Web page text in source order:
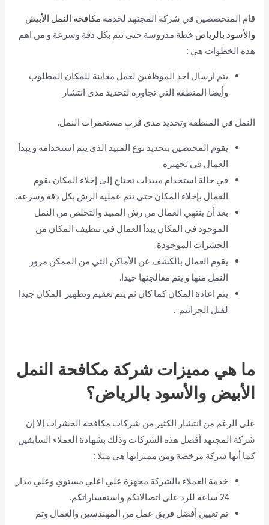
قام المتخصصين في شركة المجتهد لخدمة مكافحة النمل الأبيض
والأسود بالرياض خطة مدروسة حتى تتم بكل دقة وسرعة و من اهم
هذه الخطوات هي :
يتم ارسال احد الموظفين لعمل معاينة للمكان المطلوب
وأيضا المنطقة التي تجاوره لتحديد مدى انتشار
النمل في المنطقة وتحديد مدى قرب مستعمرات النمل.
يقوم المختصين بتحديد نوع المبيد الذي يتم استخدامه و يبدأ
العمال في تجهيزه.
في حالة استخدام مبيدات تحتاج إلى إخلاء المكان يقوم
العمال بإخلاء المكان حتى تتم عملية الرش بكل دقة وسرعة.
بعد أن ينتهي العمال من رش المبيد والتخلص من النمل
الموجود في المكان يبدأ العمال في تنظيف المكان من
الحشرات الموجودة.
يقوم العمال بالكشف عن الأماكن التي من الممكن مرور
النمل منها و يتم معالجتها جيدا.
يتم اعادة المكان كما كان ثم يتم تعقيم وتطهير المكان جيدا
لقتل الجراثيم .
ما هي مميزات شركة مكافحة النمل
الأبيض والأسود بالرياض؟
على الرغم من انتشار الكثير من شركات مكافحة الحشرات إلا إن
شركة المجتهد أفضل هذه الشركات وذلك بشهادة العملاء السابقين
كما أنها شركة مرخصة ومن مميزاتها هي مثلا :
خدمة العملاء بالشركة مجهزة علي اعلي مستوي وعلي مدار
24 ساعة للرد على اتصالاتكم واستفساراتكم.
تم تعيين أفضل فريق عمل من المهندسين والعمال وتم